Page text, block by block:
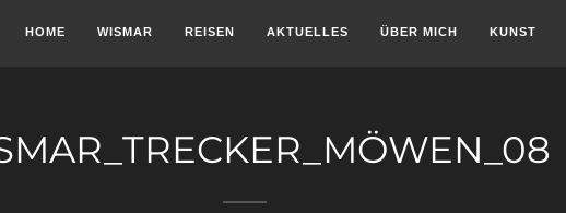
HOME WISMAR REISEN AKTUELLES ÜBER MICH KUNST